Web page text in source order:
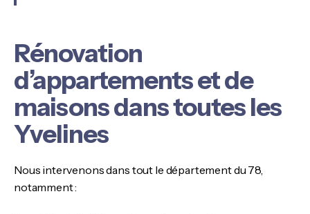
Rénovation
d’appartements et de
maisons dans toutes les
Yvelines
Nous intervenons dans tout le département du 78,
notamment :